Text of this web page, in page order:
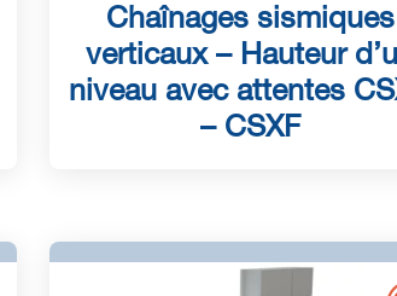
Chaînages sismiques
verticaux – Hauteur
niveau avec attentes
– CSXF